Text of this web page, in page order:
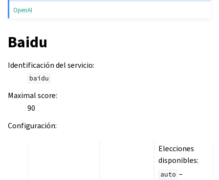
OpenAI
Baidu
Identificación del servicio:
baidu
Maximal score:
90
Configuración:
Elecciones
disponibles:
auto –